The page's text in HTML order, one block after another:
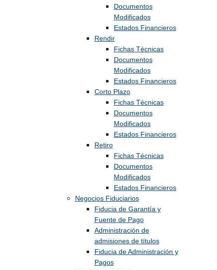
Documentos
Modificados
Estados Financieros
Rendir
Fichas Técnicas
Documentos
Modificados
Estados Financieros
Corto Plazo
Fichas Técnicas
Documentos
Modificados
Estados Financieros
Retiro
Fichas Técnicas
Documentos
Modificados
Estados Financieros
Negocios Fiduciarios
Fiducia de Garantía y
Fuente de Pago
Administración de
admisiones de títulos
Fiducia de Administración y
Pagos